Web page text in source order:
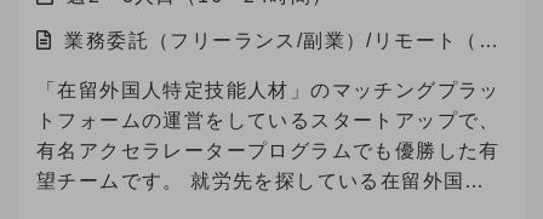
のエンジニアや研究者が、最適な製品を選び、効
率的に比較検討できる仕組みを提供しています。
★「産業用製品がすぐにみつかる」というキャッ
チフレーズとともに、製品選定に悩む方々に対し
て「まずはメトリーで検索する」という認知拡大
のためにCM放映中です。
業務委託（フリーランス/副業）/リモート（在
「在留外国人特定技能人材」のマッチングプラッ
トフォームの運営をしているスタートアップで、
有名アクセラレータープログラムでも優勝した有
望チームです。 就労先を探している在留外国人